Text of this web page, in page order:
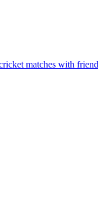
matches with